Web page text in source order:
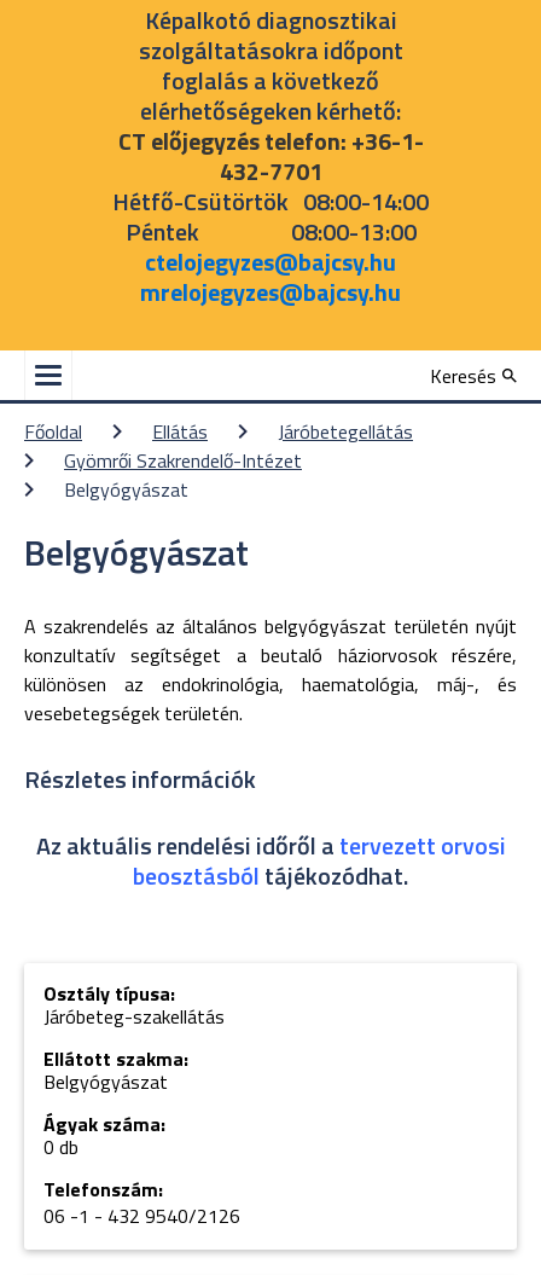
Képalkotó diagnosztikai
szolgáltatásokra időpont
foglalás a következő
elérhetőségeken kérhető:
CT előjegyzés telefon: +36-1-
432-7701
Hétfő-Csütörtök 08:00-14:00
Péntek 08:00-13:00
ctelojegyzes@bajcsy.hu
mrelojegyzes@bajcsy.hu
Keresés
Főoldal
Ellátás
Járóbetegellátás
Gyömrői Szakrendelő-Intézet
Belgyógyászat
Belgyógyászat
A szakrendelés az általános belgyógyászat területén nyújt
konzultatív segítséget a beutaló háziorvosok részére,
különösen az endokrinológia, haematológia, máj-, és
vesebetegségek területén.
Részletes információk
Az aktuális rendelési időről atervezett orvosi
beosztásbóltájékozódhat.
Osztály típusa:
Járóbeteg-szakellátás
Ellátott szakma:
Belgyógyászat
Ágyak száma:
0 db
Telefonszám:
06 -1 - 432 9540/2126